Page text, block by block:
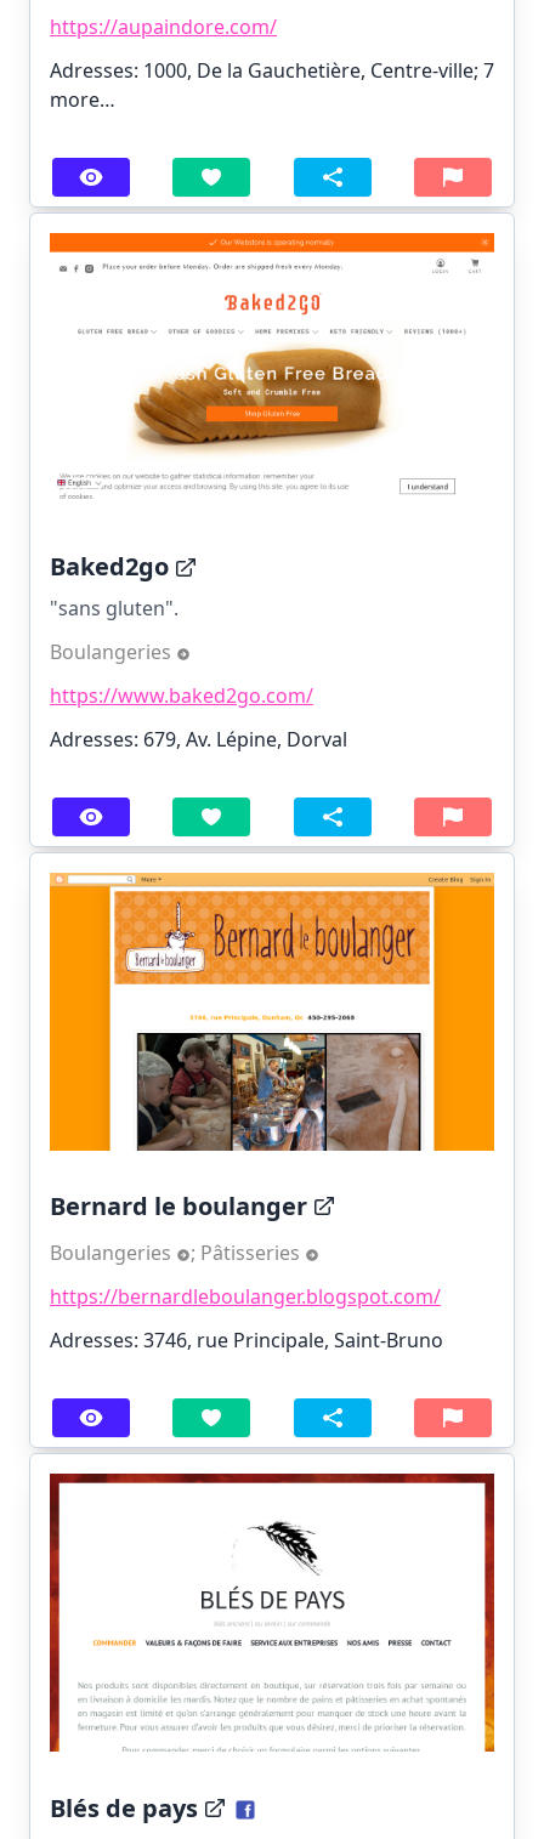
https://aupaindore.com/
Adresses: 1000, De la Gauchetière, Centre-ville; 7
more…
Baked2go
"sans gluten".
Boulangeries
https://www.baked2go.com/
Adresses: 679, Av. Lépine, Dorval
Bernard le boulanger
Boulangeries ; Pâtisseries
https://bernardleboulanger.blogspot.com/
Adresses: 3746, rue Principale, Saint-Bruno
Blés de pays